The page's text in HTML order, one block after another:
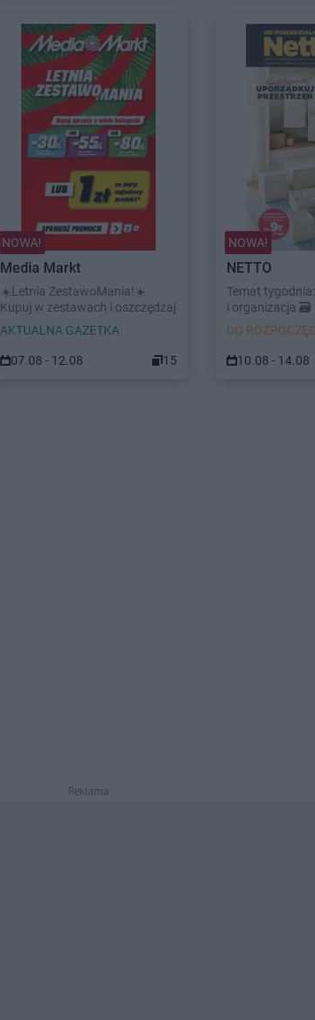
NOWA!
Media Markt
☀️Letnia ZestawoMania!☀️
Kupuj w zestawach i oszczędzaj
AKTUALNA GAZETKA
07.08 - 12.08 15
NOWA!
NETTO
Temat
i organizacja 🗃️
DO
10.08 - 14.08
Reklama